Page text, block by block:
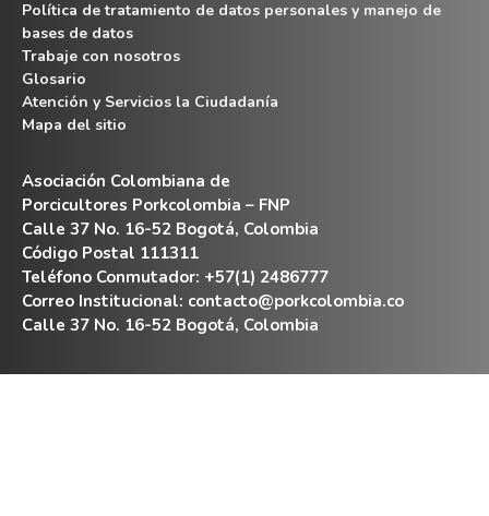
Política de tratamiento de datos personales y manejo de
bases de datos
Trabaje con nosotros
Glosario
Atención y Servicios la Ciudadanía
Mapa del sitio
Asociación Colombiana de
Porcicultores Porkcolombia – FNP
Calle 37 No. 16-52 Bogotá, Colombia
Código Postal 111311
Teléfono Conmutador: +57(1) 2486777
Correo Institucional: contacto@porkcolombia.co
Calle 37 No. 16-52 Bogotá, Colombia